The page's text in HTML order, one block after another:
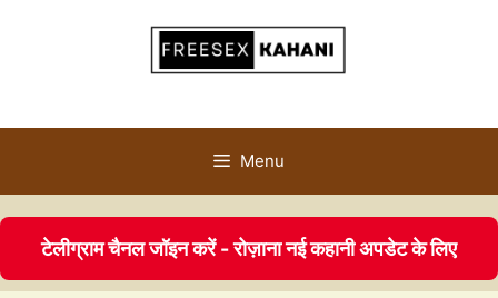
Menu
टेलीग्राम चैनल जॉइन करें - रोज़ाना नई कहानी अपडेट के लिए